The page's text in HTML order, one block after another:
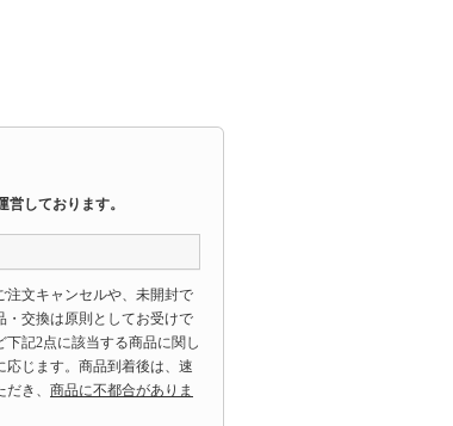
しております。
注文キャンセルや、未開封で
・交換は原則としてお受けで
記2点に該当する商品に関し
じます。商品到着後は、速
き、 商品に不都合がありま